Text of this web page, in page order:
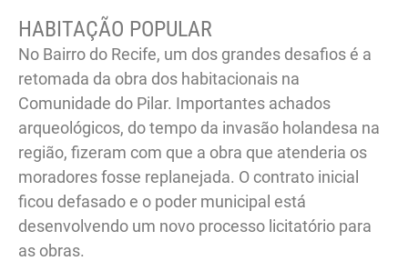
HABITAÇÃO POPULAR
No Bairro do Recife, um dos grandes desafios é a
retomada da obra dos habitacionais na
Comunidade do Pilar. Importantes achados
arqueológicos, do tempo da invasão holandesa na
região, fizeram com que a obra que atenderia os
moradores fosse replanejada. O contrato inicial
ficou defasado e o poder municipal está
desenvolvendo um novo processo licitatório para
as obras.